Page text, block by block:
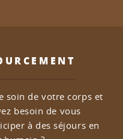
soin de votre corps et
besoin de vous
à des séjours en